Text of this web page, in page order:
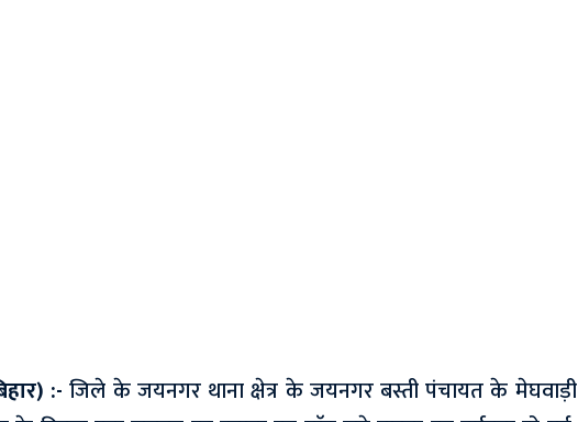
:- जिले के जयनगर थाना क्षेत्र के जयनगर बस्ती पंचायत के मेघवाड़ी